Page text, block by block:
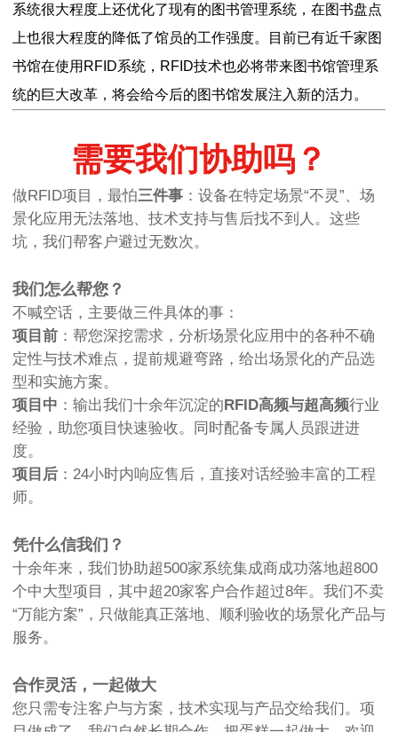
系统很大程度上还优化了现有的图书管理系统，在图书盘点
上也很大程度的降低了馆员的工作强度。目前已有近千家图
书馆在使用RFID系统，RFID技术也必将带来图书馆管理系
统的巨大改革，将会给今后的图书馆发展注入新的活力。
需要我们协助吗？
做RFID项目，最怕三件事 ：设备在特定场景“不灵”、场
景化应用无法落地、技术支持与售后找不到人。这些
坑，我们帮客户避过无数次。
我们怎么帮您？
不喊空话，主要做三件具体的事：
项目前 ：帮您深挖需求，分析场景化应用中的各种不确
定性与技术难点，提前规避弯路，给出场景化的产品选
型和实施方案。
项目中 ：输出我们十余年沉淀的RFID高频与超高频行业
经验，助您项目快速验收。同时配备专属人员跟进进
度。
项目后 ：24小时内响应售后，直接对话经验丰富的工程
师。
凭什么信我们？
十余年来，我们协助超500家系统集成商成功落地超800
个中大型项目，其中超20家客户合作超过8年。我们不卖
“万能方案”，只做能真正落地、顺利验收的场景化产品与
服务。
合作灵活，一起做大
您只需专注客户与方案，技术实现与产品交给我们。项